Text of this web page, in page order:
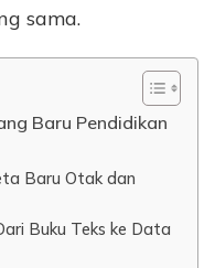
sama.
Baru Pendidikan
Baru Otak dan
Buku Teks ke Data